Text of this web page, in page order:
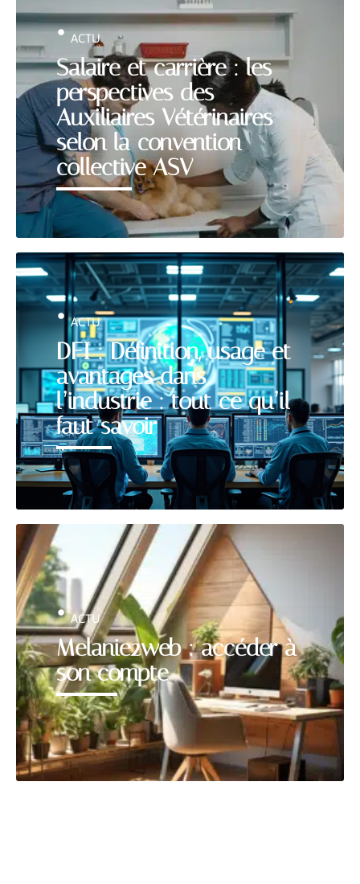
Salaire et carrière : les
perspectives des
Auxiliaires Vétérinaires
selon la convention
collective ASV
ACTU
DFI : Définition, usage et
avantages dans
l’industrie : tout ce qu’il
faut savoir
ACTU
Melanie2web : accéder à
son compte
ACTU